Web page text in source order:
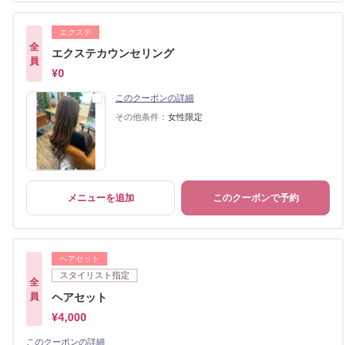
全
員
エクステ
エクステカウンセリング
¥0
このクーポンの詳細
その他条件： 女性限定
メニューを追加 このクーポンで予約
全
員
ヘアセット
スタイリスト指定
ヘアセット
¥4,000
このクーポンの詳細